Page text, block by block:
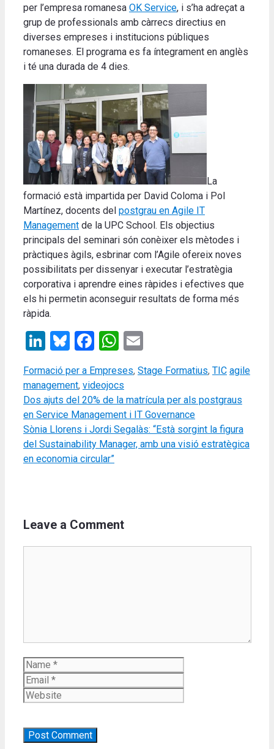
per l’empresa romanesa OK Service, i s’ha adreçat a
grup de professionals amb càrrecs directius en
diverses empreses i institucions públiques
romaneses. El programa es fa íntegrament en anglès
i té una durada de 4 dies.
La
formació està impartida per David Coloma i Pol
Martínez, docents del postgrau en Agile IT
Management de la UPC School. Els objectius
principals del seminari són conèixer els mètodes i
pràctiques àgils, esbrinar com l’Agile ofereix noves
possibilitats per dissenyar i executar l’estratègia
corporativa i aprendre eines ràpides i efectives que
els hi permetin aconseguir resultats de forma més
ràpida.
LinkedIn
Bluesky
Facebook
WhatsApp
Categories
Formació per a Empreses, Stage Formatius, TIC Tags
agile
management, videojocs
Dos ajuts del 20% de la matrícula per als postgraus
en Service Management i IT Governance
Sònia Llorens i Jordi Segalàs: “Està sorgint la figura
del Sustainability Manager, amb una visió estratègica
en economia circular”
Leave a Comment
Name